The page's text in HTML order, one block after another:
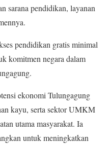
sarana pendidikan, layanan
pendidikan gratis minimal
komitmen negara dalam
ekonomi Tulungagung
kayu, serta sektor UMKM
utama masyarakat. Ia
untuk meningkatkan